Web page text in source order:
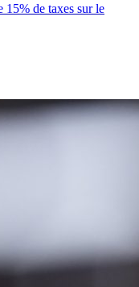
15% de taxes sur le